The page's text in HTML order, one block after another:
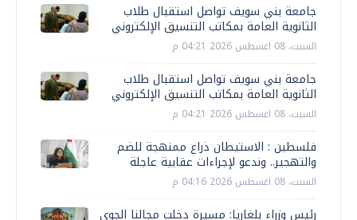
جامعة بني سويف تواصل استقبال طلاب
الثانوية العامة بمكاتب التنسيق الإلكتروني
السبت، 08 اغسطس 2026 04:21 م
جامعة بني سويف تواصل استقبال طلاب
الثانوية العامة بمكاتب التنسيق الإلكتروني
السبت، 08 اغسطس 2026 04:21 م
فلسطين : الاستيطان ذراع ممنهجة للضم
والتهجير.. وندعو لإجراءات عقابية عاجلة
السبت، 08 اغسطس 2026 04:16 م
رئيس وزراء بلغاريا: مسيرة دخلت مجالنا الجوي